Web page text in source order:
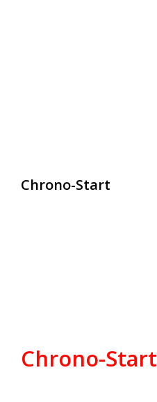
Chrono-Start
Chrono-Start